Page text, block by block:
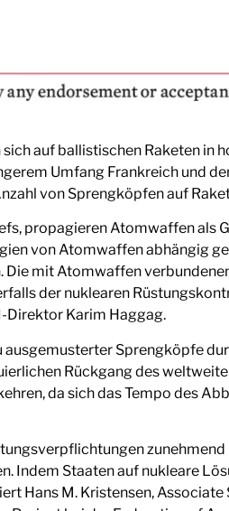
auf ballistischen Raketen in
Umfang Frankreich und
von Sprengköpfen auf
propagieren Atomwaffen als
von Atomwaffen abhängig
Die mit Atomwaffen
der nuklearen
Direktor Karim Haggag.
Sprengköpfe
Rückgang des
da sich das Tempo des
Indem Staaten auf nukleare
Hans M. Kristensen,